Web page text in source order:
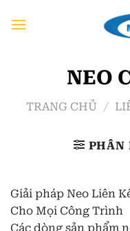
đến
NEO
TRANG CHỦ /
PHÂN
Giải pháp Neo Liên
Cho Mọi Công Trình
Các dòng sản phẩm